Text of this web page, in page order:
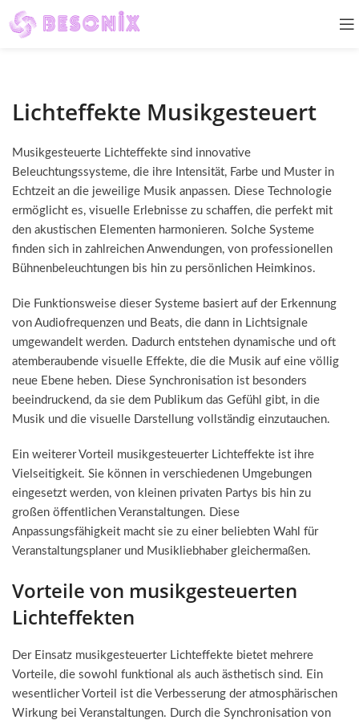
Lichteffekte Musikgesteuert
Musikgesteuerte Lichteffekte sind innovative
Beleuchtungssysteme, die ihre Intensität, Farbe und Muster in
Echtzeit an die jeweilige Musik anpassen. Diese Technologie
ermöglicht es, visuelle Erlebnisse zu schaffen, die perfekt mit
den akustischen Elementen harmonieren. Solche Systeme
finden sich in zahlreichen Anwendungen, von professionellen
Bühnenbeleuchtungen bis hin zu persönlichen Heimkinos.
Die Funktionsweise dieser Systeme basiert auf der Erkennung
von Audiofrequenzen und Beats, die dann in Lichtsignale
umgewandelt werden. Dadurch entstehen dynamische und oft
atemberaubende visuelle Effekte, die die Musik auf eine völlig
neue Ebene heben. Diese Synchronisation ist besonders
beeindruckend, da sie dem Publikum das Gefühl gibt, in die
Musik und die visuelle Darstellung vollständig einzutauchen.
Ein weiterer Vorteil musikgesteuerter Lichteffekte ist ihre
Vielseitigkeit. Sie können in verschiedenen Umgebungen
eingesetzt werden, von kleinen privaten Partys bis hin zu
großen öffentlichen Veranstaltungen. Diese
Anpassungsfähigkeit macht sie zu einer beliebten Wahl für
Veranstaltungsplaner und Musikliebhaber gleichermaßen.
Vorteile von musikgesteuerten
Lichteffekten
Der Einsatz musikgesteuerter Lichteffekte bietet mehrere
Vorteile, die sowohl funktional als auch ästhetisch sind. Ein
wesentlicher Vorteil ist die Verbesserung der atmosphärischen
Wirkung bei Veranstaltungen. Durch die Synchronisation von